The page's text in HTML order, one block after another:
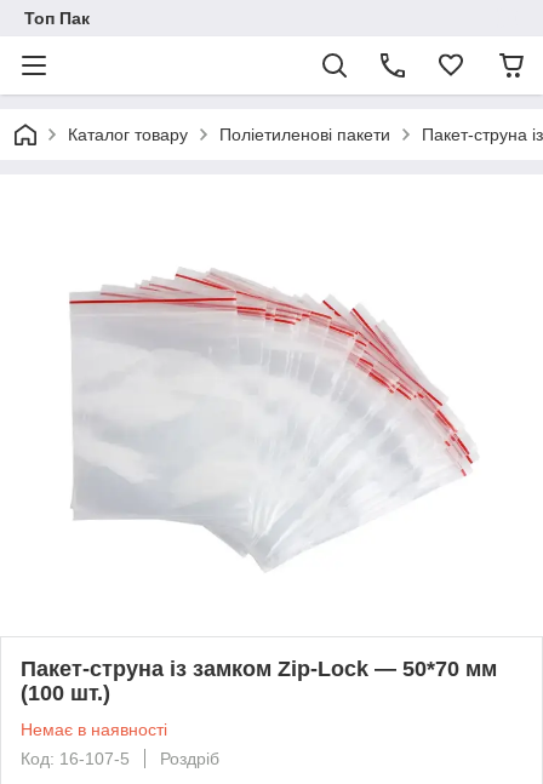
Топ Пак
Каталог товару Поліетиленові пакети Пакет-струна
Пакет-струна із замком Zip-Lock — 50*70 мм
(100 шт.)
Немає в наявності
Код: 16-107-5
Роздріб